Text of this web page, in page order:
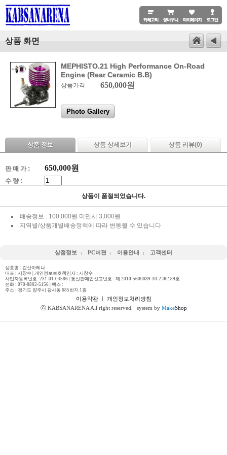
상품 화면
MEPHISTO.21 High Performance On-Road
Engine (Rear Ceramic B.B)
상품가격 650,000원
Photo Gallery
상품 정보 상품 상세보기 상품 리뷰(0)
판 매 가 : 650,000원
수 량 :
상품이 품절되었습니다.
배송정보 : 100,000원 미만시 3,000원
지역별/상품개별배송정책에 따라 변동될 수 있습니다
상점정보 PC버젼 이용안내 고객센터
상호명 : 갑산아레나
대표 : 시창수 | 개인정보보호책임자 : 시창수
사업자등록번호 :231-01-04586 | 통신판매업신고번호 : 제 2010-5600089-30-2-00189호
전화 : 070-8802-5156 | 팩스 :
주소 : 경기도 양주시 광사동 685번지 1층
이용약관ㅣ 개인정보처리방침
ⓒ KABSANARENA All right reserved.
system by MakeShop